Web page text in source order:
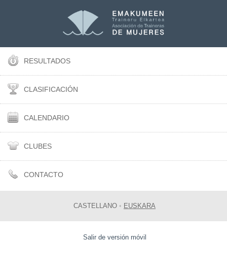
RESULTADOS
CLASIFICACIÓN
CALENDARIO
CLUBES
CONTACTO
CASTELLANO • EUSKARA
Salir de versión móvil